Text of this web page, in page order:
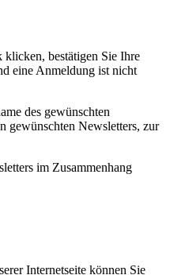
bestätigen Sie Ihre
eine Anmeldung ist nicht
des gewünschten
gewünschten Newsletters, zur
im Zusammenhang
Internetseite können Sie